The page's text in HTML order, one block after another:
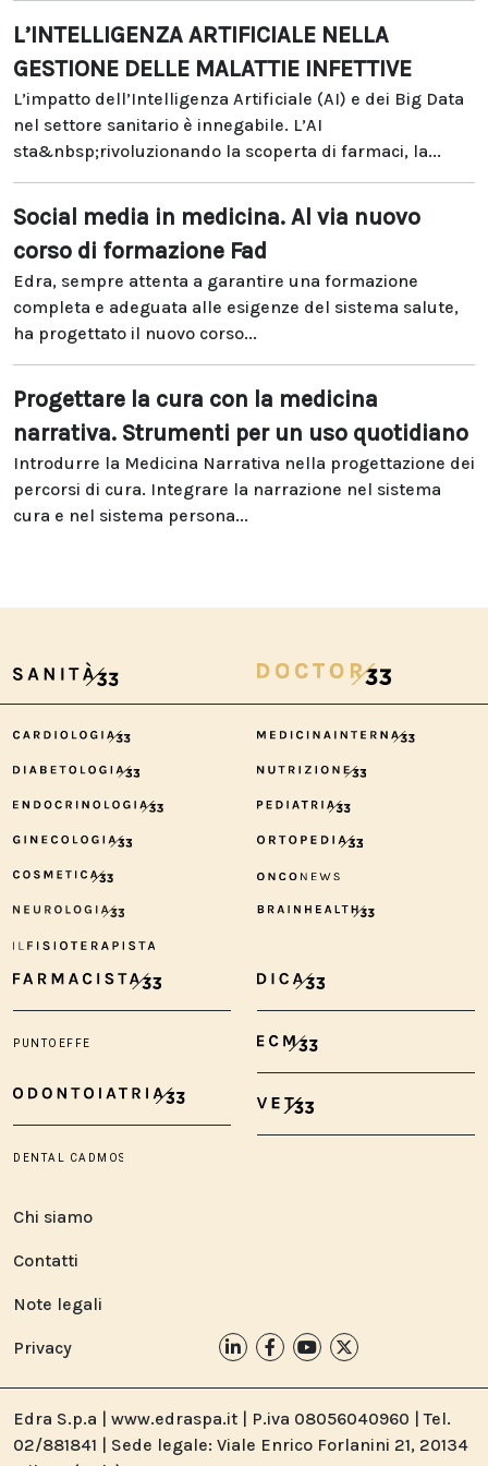
L’INTELLIGENZA ARTIFICIALE NELLA
GESTIONE DELLE MALATTIE INFETTIVE
L’impatto dell’Intelligenza Artificiale (AI) e dei Big Data
nel settore sanitario è innegabile. L’AI
sta&nbsp;rivoluzionando la scoperta di farmaci, la...
Social media in medicina. Al via nuovo
corso di formazione Fad
Edra, sempre attenta a garantire una formazione
completa e adeguata alle esigenze del sistema salute,
ha progettato il nuovo corso...
Progettare la cura con la medicina
narrativa. Strumenti per un uso quotidiano
Introdurre la Medicina Narrativa nella progettazione dei
percorsi di cura. Integrare la narrazione nel sistema
cura e nel sistema persona...
Chi siamo
Contatti
Note legali
Privacy
Edra S.p.a | www.edraspa.it | P.iva 08056040960 | Tel.
02/881841 | Sede legale: Viale Enrico Forlanini 21, 20134